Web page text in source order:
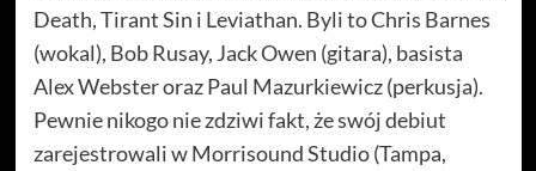
Death, Tirant Sin i Leviathan. Byli to Chris Barnes
(wokal), Bob Rusay, Jack Owen (gitara), basista
Alex Webster oraz Paul Mazurkiewicz (perkusja).
Pewnie nikogo nie zdziwi fakt, że swój debiut
zarejestrowali w Morrisound Studio (Tampa,